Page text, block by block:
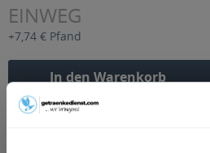
EINWEG
+7,74 € Pfand
In den Warenkorb
Artikel-Nr.: